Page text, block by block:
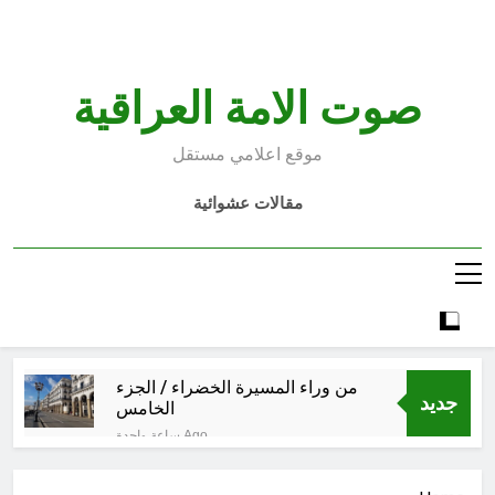
صوت الامة العراقية
موقع اعلامي مستقل
مقالات عشوائية
جديد
من وراء المسيرة الخضراء / الجزء
الخامس
ساعة واحدة Ago